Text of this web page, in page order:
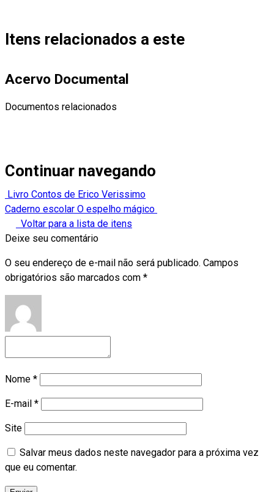
Itens relacionados a este
Acervo Documental
Documentos relacionados
Continuar navegando
Livro Contos de Erico Verissimo
Caderno escolar O espelho mágico
Voltar para a lista de itens
Deixe seu comentário
O seu endereço de e-mail não será publicado. Campos
obrigatórios são marcados com *
Nome *
E-mail *
Site
Salvar meus dados neste navegador para a próxima vez
que eu comentar.